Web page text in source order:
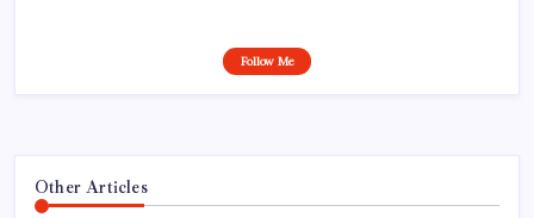
Follow Me
Other Articles